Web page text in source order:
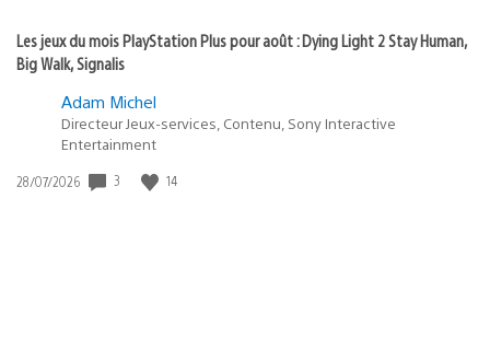
Les jeux du mois PlayStation Plus pour août : Dying Light 2 Stay Human,
Big Walk, Signalis
Adam Michel
Directeur Jeux-services, Contenu, Sony Interactive
Entertainment
Date
28/07/2026 3 14